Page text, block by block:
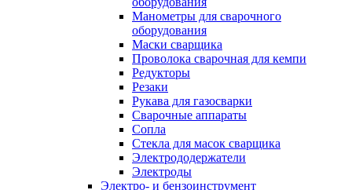
Манометры для сварочного
оборудования
Маски сварщика
Проволока сварочная для кемпи
Редукторы
Резаки
Рукава для газосварки
Сварочные аппараты
Сопла
Стекла для масок сварщика
Электрододержатели
Электроды
Электро- и бензоинструмент